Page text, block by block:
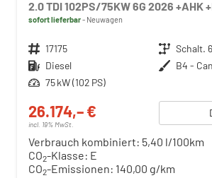
sofort lieferbar Neuwagen
Fahrzeugnr. 17175 Getriebe Schalt.
Kraftstoff Diesel Außenfarbe B4 -
Leistung 75 kW (102 PS)
26.174,– €
incl. 19% MwSt.
Verbrauch kombiniert: 5,40 l/100km
CO2-Klasse: E
CO2-Emissionen: 140,00 g/km